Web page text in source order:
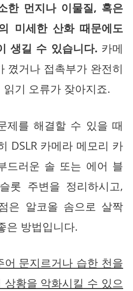
한 먼지나 이물질, 혹은
미세한 산화 때문에도
생길 수 있습니다. 카메
꼈거나 접촉부가 완전히
기 오류가 잦아지죠.
제를 해결할 수 있을 때
DSLR 카메라 메모리 카
드러운 솔 또는 에어 블
롯 주변을 정리하시고,
은 알코올 솜으로 살짝
은 방법입니다.
어 문지르거나 습한 천을
상황을 악화시킬 수 있으